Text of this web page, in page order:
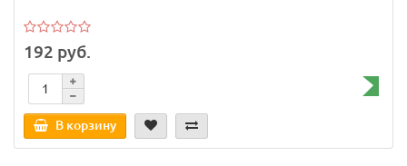
192 руб.
В корзину